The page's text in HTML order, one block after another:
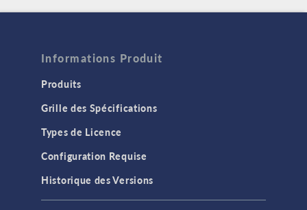
Informations Produit
Produits
Grille des Spécifications
Types de Licence
Configuration Requise
Historique des Versions